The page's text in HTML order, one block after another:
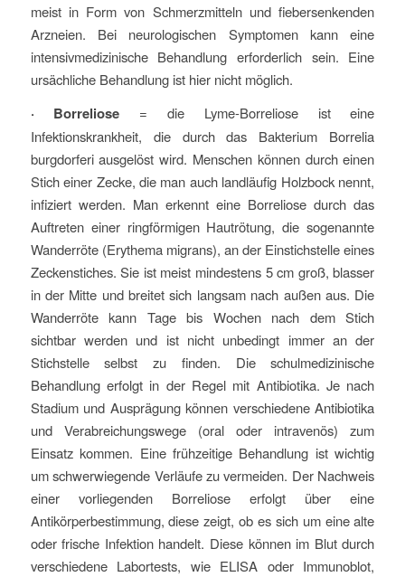
meist in Form von Schmerzmitteln und fiebersenkenden
Arzneien. Bei neurologischen Symptomen kann eine
intensivmedizinische Behandlung erforderlich sein. Eine
ursächliche Behandlung ist hier nicht möglich.
· Borreliose = die Lyme-Borreliose ist eine
Infektionskrankheit, die durch das Bakterium Borrelia
burgdorferi ausgelöst wird. Menschen können durch einen
Stich einer Zecke, die man auch landläufig Holzbock nennt,
infiziert werden. Man erkennt eine Borreliose durch das
Auftreten einer ringförmigen Hautrötung, die sogenannte
Wanderröte (Erythema migrans), an der Einstichstelle eines
Zeckenstiches. Sie ist meist mindestens 5 cm groß, blasser
in der Mitte und breitet sich langsam nach außen aus. Die
Wanderröte kann Tage bis Wochen nach dem Stich
sichtbar werden und ist nicht unbedingt immer an der
Stichstelle selbst zu finden. Die schulmedizinische
Behandlung erfolgt in der Regel mit Antibiotika. Je nach
Stadium und Ausprägung können verschiedene Antibiotika
und Verabreichungswege (oral oder intravenös) zum
Einsatz kommen. Eine frühzeitige Behandlung ist wichtig
um schwerwiegende Verläufe zu vermeiden. Der Nachweis
einer vorliegenden Borreliose erfolgt über eine
Antikörperbestimmung, diese zeigt, ob es sich um eine alte
oder frische Infektion handelt. Diese können im Blut durch
verschiedene Labortests, wie ELISA oder Immunoblot,